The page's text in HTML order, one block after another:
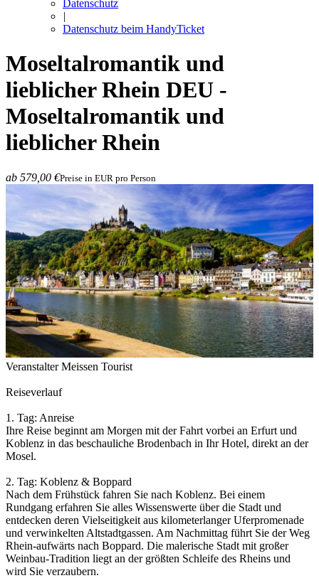
Datenschutz
|
Datenschutz beim HandyTicket
Moseltalromantik und
lieblicher Rhein DEU -
Moseltalromantik und
lieblicher Rhein
ab 579,00 €Preise in EUR pro Person
Veranstalter Meissen Tourist
Reiseverlauf
1. Tag: Anreise
Ihre Reise beginnt am Morgen mit der Fahrt vorbei an Erfurt und
Koblenz in das beschauliche Brodenbach in Ihr Hotel, direkt an der
Mosel.
2. Tag: Koblenz & Boppard
Nach dem Frühstück fahren Sie nach Koblenz. Bei einem
Rundgang erfahren Sie alles Wissenswerte über die Stadt und
entdecken deren Vielseitigkeit aus kilometerlanger Uferpromenade
und verwinkelten Altstadtgassen. Am Nachmittag führt Sie der Weg
Rhein-aufwärts nach Boppard. Die malerische Stadt mit großer
Weinbau-Tradition liegt an der größten Schleife des Rheins und
wird Sie verzaubern.